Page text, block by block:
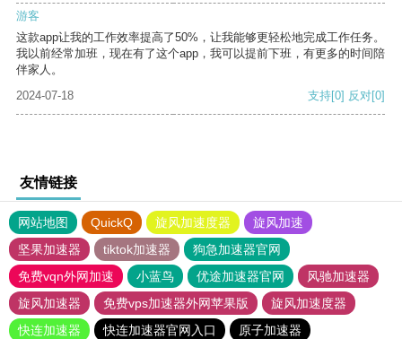
游客
这款app让我的工作效率提高了50%，让我能够更轻松地完成工作任务。
我以前经常加班，现在有了这个app，我可以提前下班，有更多的时间陪
伴家人。
2024-07-18
支持[0] 反对[0]
友情链接
网站地图 QuickQ 旋风加速度器
旋风加速
坚果加速器
tiktok加速器
狗急加速器官网
免费vqn外网加速
小蓝鸟 优途加速器官网
风驰加速器
旋风加速器
免费vps加速器外网苹果版
旋风加速度器
快连加速器
快连加速器官网入口
原子加速器